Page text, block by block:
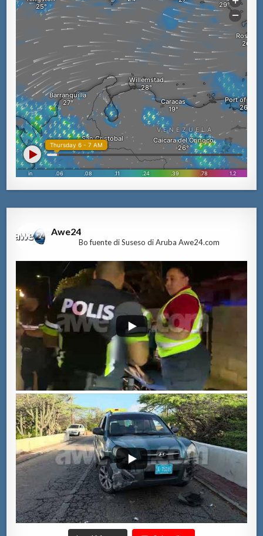
Awe24
Bo fuente di Suseso di Aruba Awe24.com